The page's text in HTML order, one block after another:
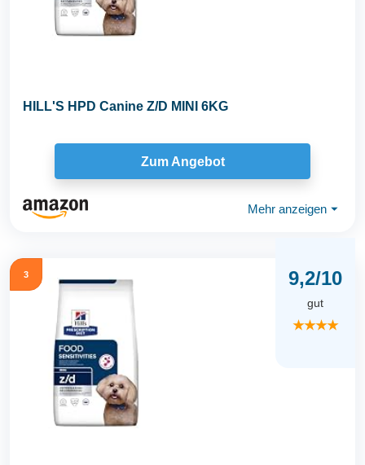
HILL'S HPD Canine Z/D MINI 6KG
Zum Angebot
Mehr anzeigen ⏷
3 9,2/10
gut
★★★★